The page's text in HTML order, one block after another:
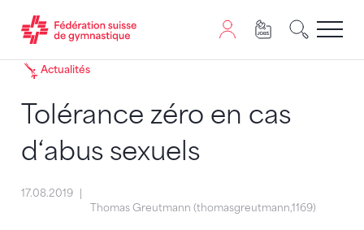
Passer au contenu
Naviguer vers le plan du siten
JavaScript est nécessaire pour naviguer sur ce site.
Actualités
Tolérance zéro en cas
d‘abus sexuels
17.08.2019
Thomas Greutmann (thomasgreutmann,1169)